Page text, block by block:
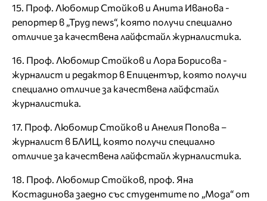
15. Проф. Любомир Стойков и Анита Иванова -
репортер в „Труд news“, която получи специално
отличие за качествена лайфстайл журналистика.
16. Проф. Любомир Стойков и Лора Борисова -
журналист и редактор в Епицентър, която получи
специално отличие за качествена лайфстайл
журналистика.
17. Проф. Любомир Стойков и Анелия Попова –
журналист в БЛИЦ, която получи специално
отличие за качествена лайфстайл журналистика.
18. Проф. Любомир Стойков, проф. Яна
Костадинова заедно със студентите по „Мода“ от